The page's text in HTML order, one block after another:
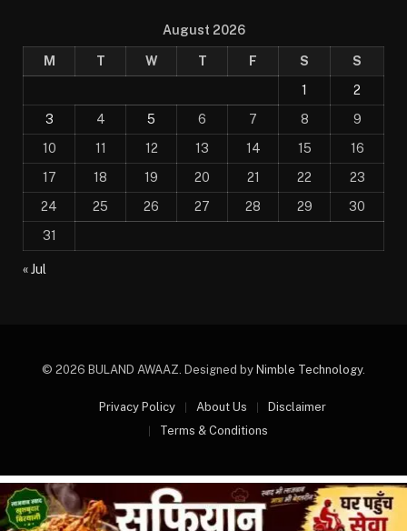
August 2026
M T W T F S
S
1
2
3
4 5 6 7 8
9
10
11 12 13 14 15
16
17
18 19 20 21 22
23
24
25 26 27 28 29
30
31
« Jul
© 2026 BULAND AWAAZ. Designed by Nimble Technology.
Privacy Policy About Us
Disclaimer
Terms & Conditions